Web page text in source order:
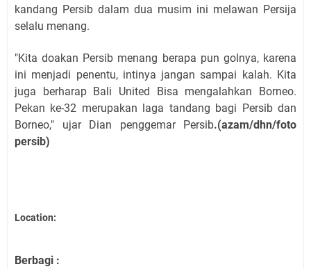
kandang Persib dalam dua musim ini melawan Persija
selalu menang.
"Kita doakan Persib menang berapa pun golnya, karena
ini menjadi penentu, intinya jangan sampai kalah. Kita
juga berharap Bali United Bisa mengalahkan Borneo.
Pekan ke-32 merupakan laga tandang bagi Persib dan
Borneo," ujar Dian penggemar Persib.(azam/dhn/foto
persib)
Location:
Berbagi :